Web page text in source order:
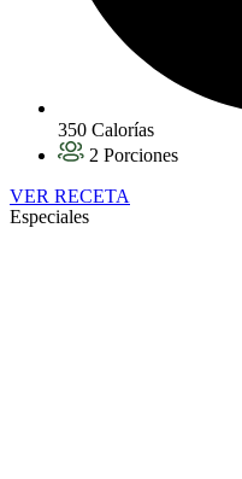
350 Calorías
2 Porciones
VER RECETA
Especiales